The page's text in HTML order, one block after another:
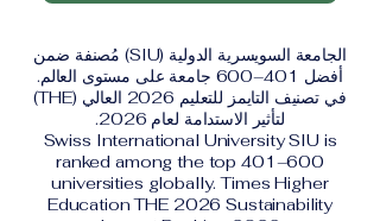
الجامعة السويسرية الدولية (SIU) مُصنفة ضمن
أفضل 401–600 جامعة على مستوى العالم.
في تصنيف التايمز للتعليم 2026 العالي (THE)
لتأثير الاستدامة لعام 2026.
Swiss International University SIU is
ranked among the top 401–600
universities globally. Times Higher
Education THE 2026 Sustainability